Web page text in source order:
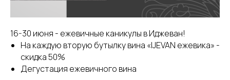
16-30 июня - ежевичные каникулы в Иджеван!
На каждую вторую бутылку вина «IJEVAN ежевика» -
скидка 50%
Дегустация ежевичного вина